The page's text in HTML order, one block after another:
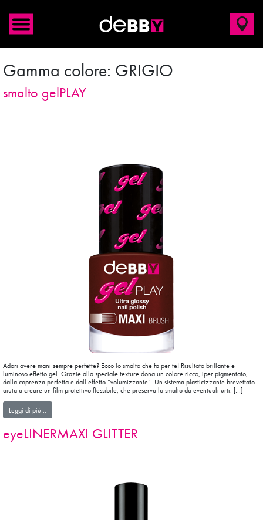
Gamma colore: GRIGIO
smalto gelPLAY
Adori avere mani sempre perfette? Ecco lo smalto che fa per te! Risultato brillante e
luminoso effetto gel. Grazie alla speciale texture dona un colore ricco, iper pigmentato,
dalla coprenza perfetta e dall’effetto “volumizzante”. Un sistema plasticizzante brevettato
aiuta a creare un film protettivo flessibile, che preserva lo smalto da eventuali urti. […]
Leggi di più…
eyeLINERMAXI GLITTER